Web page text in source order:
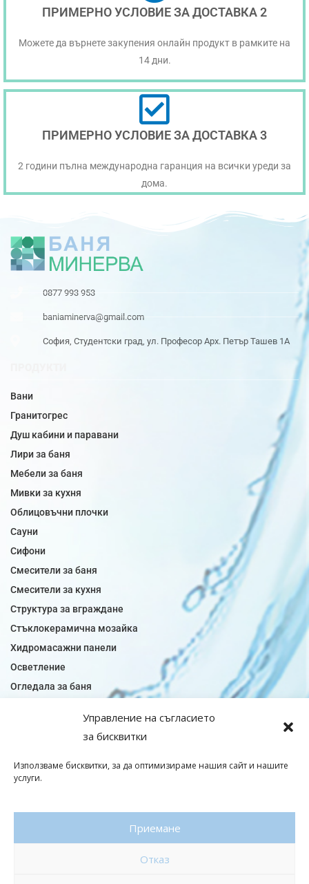
Управление на съгласието
за бисквитки
Използваме бисквитки, за да оптимизираме нашия сайт и нашите
услуги.
Приемане
Отказ
ПРИМЕРНО УСЛОВИЕ ЗА ДОСТАВКА 2
Можете да върнете закупения онлайн продукт в рамките на
14 дни.
ПРИМЕРНО УСЛОВИЕ ЗА ДОСТАВКА 3
2 години пълна международна гаранция на всички уреди за
дома.
0877 993 953
baniaminerva@gmail.com
София, Студентски град, ул. Професор Арх. Петър Ташев 1А
Вани
Гранитогрес
Душ кабини и паравани
Лири за баня
Мебели за баня
Мивки за кухня
Облицовъчни плочки
Сауни
Сифони
Смесители за баня
Смесители за кухня
Структура за вграждане
Стъклокерамична мозайка
Хидромасажни панели
Осветление
Огледала за баня
Плочки за кухня
Подови лентова сифони
Подови плочки
Политика за поверителност